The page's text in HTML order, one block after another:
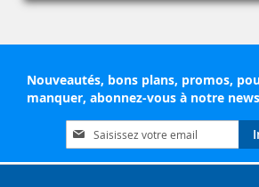
Nouveautés, bons plans, promos,
manquer, abonnez-vous à notre
Inscription
à
notre